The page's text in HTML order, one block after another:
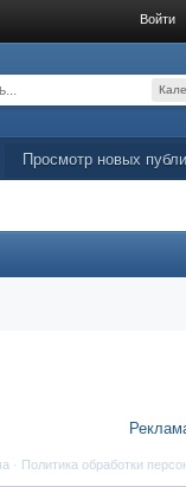
Войти
Просмотр новых
Политика обработки
·